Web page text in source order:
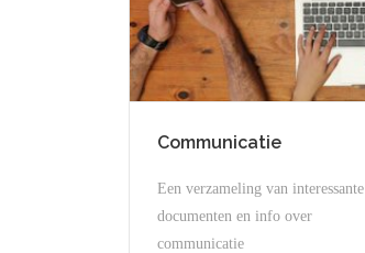
Communicatie
Een verzameling van interessante
documenten en info over
communicatie